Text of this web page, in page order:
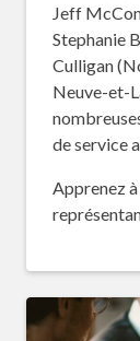
Jeff
Stephanie
Culligan
Neuve-et-
de service
Apprenez